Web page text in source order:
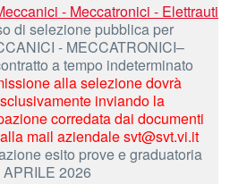
- Meccatronici - Elettrauti
di selezione pubblica per
- MECCATRONICI–
a tempo indeterminato
alla selezione dovrà
inviando la
corredata dai documenti
mail aziendale svt@svt.vi.it
esito prove e graduatoria
2026